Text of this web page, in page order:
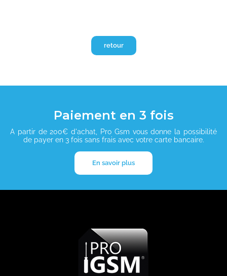
retour
Paiement en 3 fois
A partir de 200€ d'achat, Pro Gsm vous donne la possibilité
de payer en 3 fois sans frais avec votre carte bancaire.
En savoir plus